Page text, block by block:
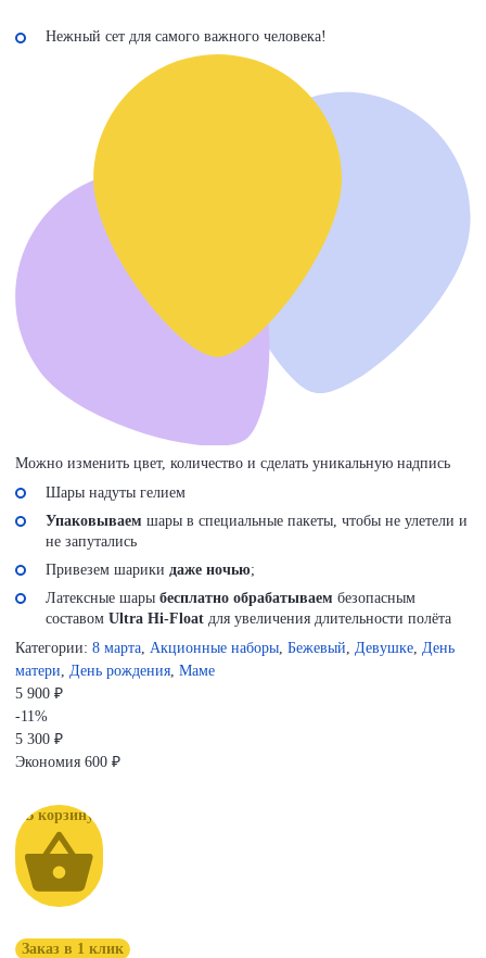
Нежный сет для самого важного человека!
Можно изменить цвет, количество и сделать уникальную надпись
Шары надуты гелием
Упаковываем шары в специальные пакеты, чтобы не улетели и
не запутались
Привезем шарики даже ночью;
Латексные шары бесплатно обрабатываем безопасным
составом Ultra Hi-Float для увеличения длительности полёта
Категории: 8 марта Акционные наборы Бежевый Девушке День
матери
День рождения Маме
5 900 ₽
-11%
5 300 ₽
Экономия 600 ₽
Заказ в 1 клик